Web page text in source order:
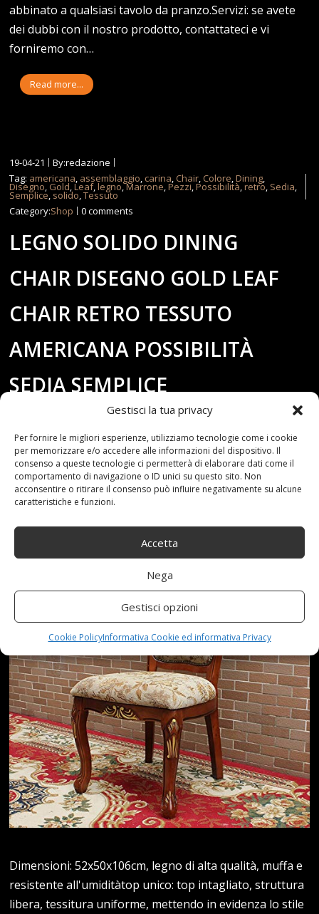
Gestisci la tua privacy
Per fornire le migliori esperienze, utilizziamo tecnologie come i cookie
per memorizzare e/o accedere alle informazioni del dispositivo. Il
consenso a queste tecnologie ci permetterà di elaborare dati come il
comportamento di navigazione o ID unici su questo sito. Non
acconsentire o ritirare il consenso può influire negativamente su alcune
caratteristiche e funzioni.
Accetta
Nega
Gestisci opzioni
Cookie PolicyInformativa Cookie ed informativa Privacy
abbinato a qualsiasi tavolo da pranzo.Servizi: se avete
dei dubbi con il nostro prodotto, contattateci e vi
forniremo con…
Read more...
19-04-21
By:redazione
Tag: americana, assemblaggio, carina, Chair, Colore,Dining,
Disegno, Gold,Leaf,legno,Marrone,Pezzi,Possibilità,retro, Sedia,
Semplice, solido,Tessuto
Category:Shop 0 comments
LEGNO SOLIDO DINING
CHAIR DISEGNO GOLD LEAF
CHAIR RETRO TESSUTO
AMERICANA POSSIBILITÀ
SEDIA SEMPLICE
ASSEMBLAGGIO 2 PEZZI
SEDIA CARINA (COLORE :
MARRONE)
Dimensioni: 52x50x106cm, legno di alta qualità, muffa e
resistente all'umiditàtop unico: top intagliato, struttura
libera, tessitura uniforme, mettendo in evidenza lo stile